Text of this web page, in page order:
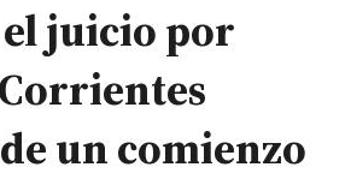
juicio por
un comienzo